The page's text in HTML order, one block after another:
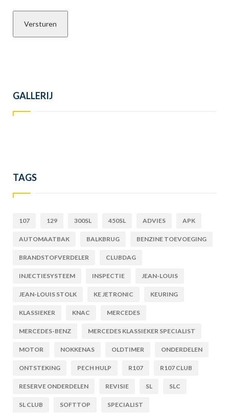
GALLERIJ
TAGS
107 129 300SL 450SL ADVIES APK
AUTOMAATBAK BALKBRUG BENZINE TOEVOEGING
BRANDSTOFVERDELER CLUBDAG
INJECTIESYSTEEM INSPECTIE JEAN-LOUIS
JEAN-LOUIS STOLK KE JETRONIC KEURING
KLASSIEKER KNAC MERCEDES
MERCEDES-BENZ MERCEDES KLASSIEKER SPECIALIST
MOTOR NOKKENAS OLDTIMER ONDERDELEN
ONTSTEKING PECH HULP R107 R107 CLUB
RESERVE ONDERDELEN REVISIE SL SLC
SL CLUB SOFTTOP SPECIALIST